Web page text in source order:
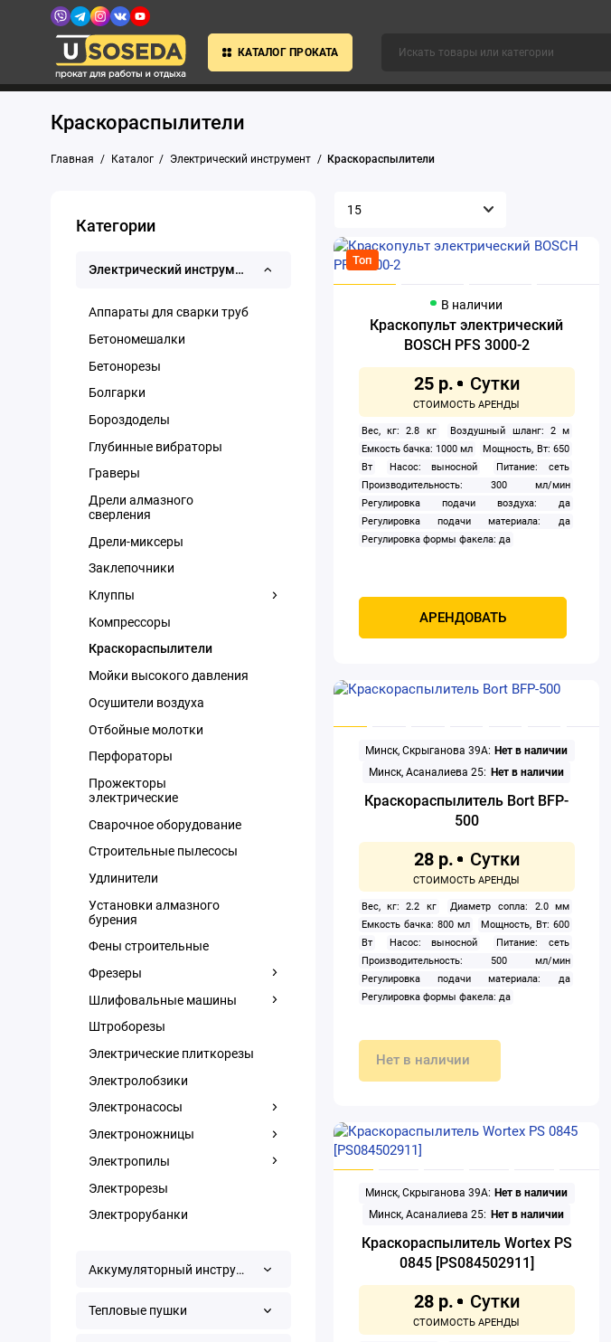
КАТАЛОГ ПРОКАТА
Краскораспылители
Главная Каталог Электрический инструмент Краскораспылители
Категории
Электрический инструмент
Аппараты для сварки труб
Бетономешалки
Бетонорезы
Болгарки
Бороздоделы
Глубинные вибраторы
Граверы
Дрели алмазного
сверления
Дрели-миксеры
Заклепочники
Клуппы
Компрессоры
Краскораспылители
Мойки высокого давления
Осушители воздуха
Отбойные молотки
Перфораторы
Прожекторы
электрические
Сварочное оборудование
Строительные пылесосы
Удлинители
Установки алмазного
бурения
Фены строительные
Фрезеры
Шлифовальные машины
Штроборезы
Электрические плиткорезы
Электролобзики
Электронасосы
Электроножницы
Электропилы
Электрорезы
Электрорубанки
Аккумуляторный инструмент
Тепловые пушки
Топ
В наличии
Краскопульт электрический
BOSCH PFS 3000-2
25 р.
Вес, кг: 2.8 кг
Воздушный шланг: 2 м
Емкость бачка: 1000 мл
Мощность, Вт: 650
Вт
Насос: выносной
Питание: сеть
Производительность: 300 мл/мин
Регулировка подачи воздуха: да
Регулировка подачи материала: да
Регулировка формы факела: да
АРЕНДОВАТЬ
Минск, Скрыганова 39А: Нет в наличии
Минск, Асаналиева 25: Нет в наличии
Краскораспылитель Bort BFP-
500
28 р.
Вес, кг: 2.2 кг
Диаметр сопла: 2.0 мм
Емкость бачка: 800 мл
Мощность, Вт: 600
Вт
Насос: выносной
Питание: сеть
Производительность: 500 мл/мин
Регулировка подачи материала: да
Регулировка формы факела: да
Нет в наличии
Минск, Скрыганова 39А: Нет в наличии
Минск, Асаналиева 25: Нет в наличии
Краскораспылитель Wortex PS
0845 [PS084502911]
28 р.